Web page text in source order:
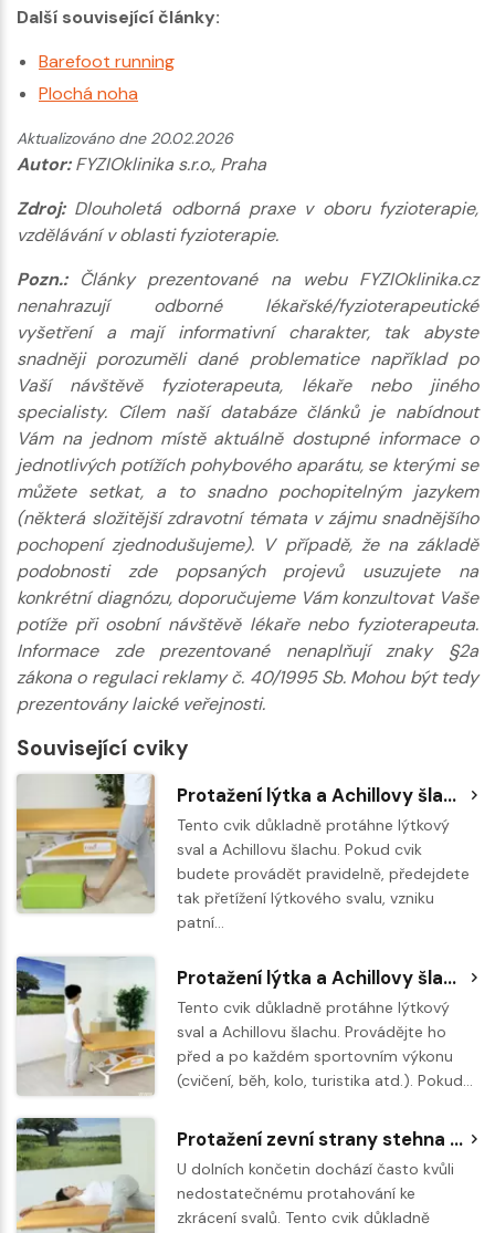
Další související články:
Barefoot running
Plochá noha
Aktualizováno dne 20.02.2026
Autor:FYZIOklinika s.r.o., Praha
Zdroj: Dlouholetá odborná praxe v oboru fyzioterapie,
vzdělávání v oblasti fyzioterapie.
Pozn.:Články prezentované na webu FYZIOklinika.cz
nenahrazují odborné lékařské/fyzioterapeutické
vyšetření a mají informativní charakter, tak abyste
snadněji porozuměli dané problematice například po
Vaší návštěvě fyzioterapeuta, lékaře nebo jiného
specialisty. Cílem naší databáze článků je nabídnout
Vám na jednom místě aktuálně dostupné informace o
jednotlivých potížích pohybového aparátu, se kterými se
můžete setkat, a to snadno pochopitelným jazykem
(některá složitější zdravotní témata v zájmu snadnějšího
pochopení zjednodušujeme). V případě, že na základě
podobnosti zde popsaných projevů usuzujete na
konkrétní diagnózu, doporučujeme Vám konzultovat Vaše
potíže při osobní návštěvě lékaře nebo fyzioterapeuta.
Informace zde prezentované nenaplňují znaky §2a
zákona o regulaci reklamy č. 40/1995 Sb. Mohou být tedy
prezentovány laické veřejnosti.
Související cviky
Protažení lýtka a Achillovy šlachy - modifikace na schodu
Tento cvik důkladně protáhne lýtkový
sval a Achillovu šlachu. Pokud cvik
budete provádět pravidelně, předejdete
tak přetížení lýtkového svalu, vzniku
patní…
Protažení lýtka a Achillovy šlachy
Tento cvik důkladně protáhne lýtkový
sval a Achillovu šlachu. Provádějte ho
před a po každém sportovním výkonu
(cvičení, běh, kolo, turistika atd.). Pokud…
Protažení zevní strany stehna vleže na boku
U dolních končetin dochází často kvůli
nedostatečnému protahování ke
zkrácení svalů. Tento cvik důkladně